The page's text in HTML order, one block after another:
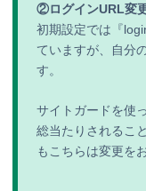
②ログインURL変
初期設定では『
ていますが、自分
す。
サイトガードを使
総当たりされるこ
もこちらは変更を